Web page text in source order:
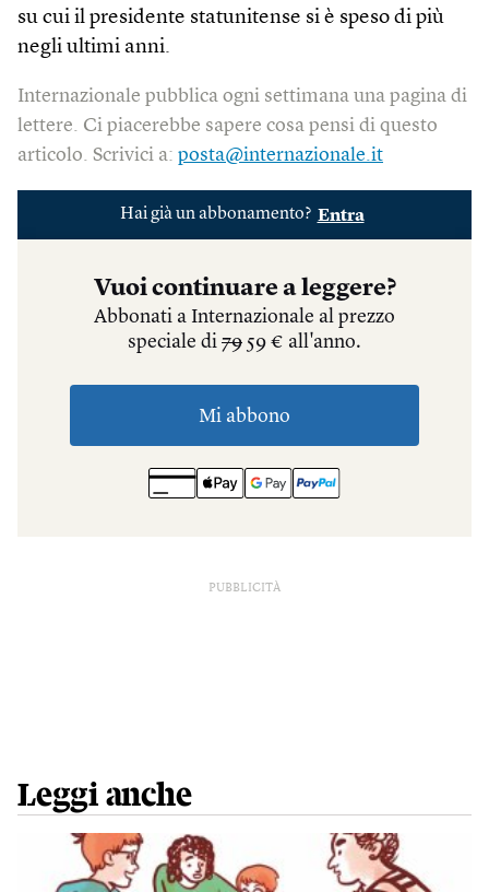
su cui il presidente statunitense si è speso di più
negli ultimi anni.
Internazionale pubblica ogni settimana una pagina di
lettere. Ci piacerebbe sapere cosa pensi di questo
articolo. Scrivici a: posta@internazionale.it
PUBBLICITÀ
Leggi anche